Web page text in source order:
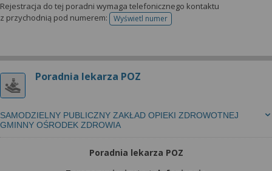
Rejestracja do tej poradni wymaga telefonicznego kontaktu
z przychodnią pod numerem:
Wyświetl numertelefonu do rejestracji
Poradnia lekarza POZ
SAMODZIELNY PUBLICZNY ZAKŁAD OPIEKI ZDROWOTNEJ
GMINNY OŚRODEK ZDROWIA
Poradnia lekarza POZ